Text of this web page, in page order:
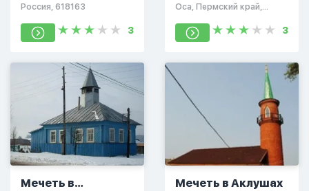
Россия, 618163
3
Оса, Пермский край,
3
Мечеть в
Мечеть в Аклушах